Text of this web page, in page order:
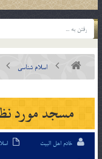
اسلام شناسی
مسجد مورد
خادم اهل البیت